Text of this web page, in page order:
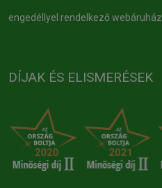
engedéllyel rendelkező webáruház
DÍJAK ÉS ELISMERÉSEK